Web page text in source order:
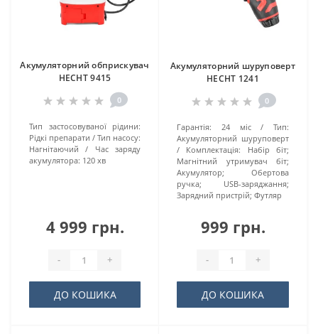
Акумуляторний обприскувач
HECHT 9415
0
Тип застосовуваної рідини:
Рідкі препарати
Тип насосу:
Нагнітаючий
Час заряду
акумулятора: 120 хв
4 999 грн.
- +
ДО КОШИКА
Акумуляторний шуруповерт
HECHT 1241
0
Гарантія: 24 міс
Тип:
Акумуляторний шуруповерт
Комплектація:
Набір біт;
Магнітний утримувач біт;
Акумулятор; Обертова
ручка; USB-заряджання;
Зарядний пристрій; Футляр
999 грн.
- +
ДО КОШИКА